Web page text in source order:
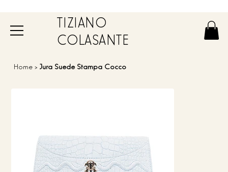
TIZIANO
COLASANTE
Home > Jura Suede Stampa Cocco